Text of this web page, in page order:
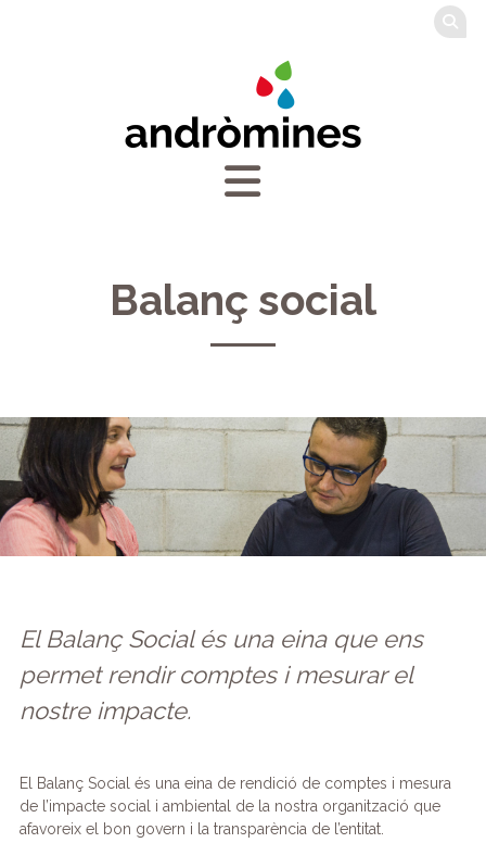
Balanç social
El Balanç Social és una eina que ens
permet rendir comptes i mesurar el
nostre impacte.
El Balanç Social és una eina de rendició de comptes i mesura
de l’impacte social i ambiental de la nostra organització que
afavoreix el bon govern i la transparència de l’entitat.